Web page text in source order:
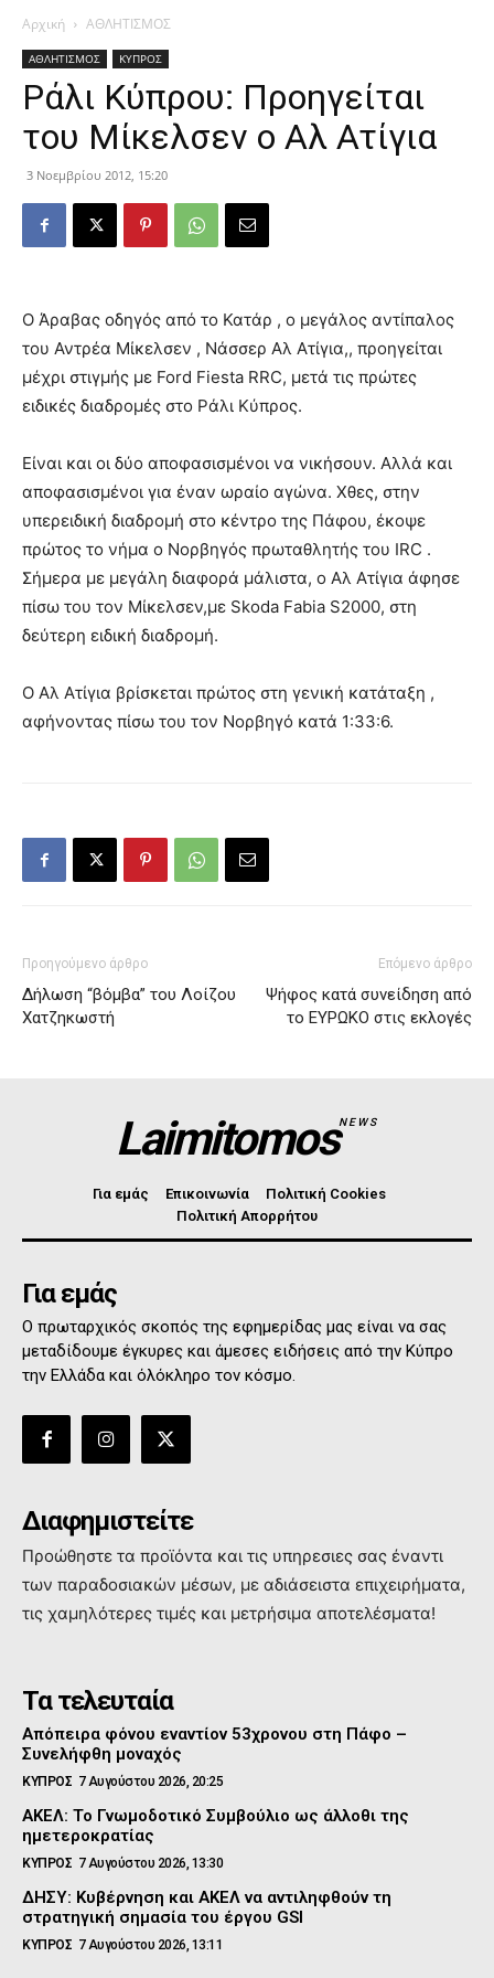
Αρχική ΑΘΛΗΤΙΣΜΟΣ
ΑΘΛΗΤΙΣΜΟΣ ΚΥΠΡΟΣ
Ράλι Κύπρου: Προηγείται
του Μίκελσεν ο Αλ Ατίγια
3 Νοεμβρίου 2012, 15:20
Ο Άραβας οδηγός από το Κατάρ , ο μεγάλος αντίπαλος
του Αντρέα Μίκελσεν , Νάσσερ Αλ Ατίγια,, προηγείται
μέχρι στιγμής με Ford Fiesta RRC, μετά τις πρώτες
ειδικές διαδρομές στο Ράλι Κύπρος.
Είναι και οι δύο αποφασισμένοι να νικήσουν. Αλλά και
αποφασισμένοι για έναν ωραίο αγώνα. Χθες, στην
υπερειδική διαδρομή στο κέντρο της Πάφου, έκοψε
πρώτος το νήμα ο Νορβηγός πρωταθλητής του IRC .
Σήμερα με μεγάλη διαφορά μάλιστα, ο Αλ Ατίγια άφησε
πίσω του τον Μίκελσεν,με Skoda Fabia S2000, στη
δεύτερη ειδική διαδρομή.
Ο Αλ Ατίγια βρίσκεται πρώτος στη γενική κατάταξη ,
αφήνοντας πίσω του τον Νορβηγό κατά 1:33:6.
Προηγούμενο άρθρο
Δήλωση “βόμβα” του Λοίζου
Χατζηκωστή
Επόμενο άρθρο
Ψήφος κατά συνείδηση από
το ΕΥΡΩΚΟ στις εκλογές
LaimitomosNEWS
Για εμάς Επικοινωνία
Πολιτική Cookies
Πολιτική Απορρήτου
Για εμάς
Ο πρωταρχικός σκοπός της εφημερίδας μας είναι να σας
μεταδίδουμε έγκυρες και άμεσες ειδήσεις από την Κύπρο
την Ελλάδα και όλόκληρο τον κόσμο.
Διαφημιστείτε
Προώθηστε τα προϊόντα και τις υπηρεσιες σας έναντι
των παραδοσιακών μέσων, με αδιάσειστα επιχειρήματα,
τις χαμηλότερες τιμές και μετρήσιμα αποτελέσματα!
Τα τελευταία
Απόπειρα φόνου εναντίον 53χρονου στη Πάφο –
Συνελήφθη μοναχός
ΚΥΠΡΟΣ 7 Αυγούστου 2026, 20:25
ΑΚΕΛ: Το Γνωμοδοτικό Συμβούλιο ως άλλοθι της
ημετεροκρατίας
ΚΥΠΡΟΣ 7 Αυγούστου 2026, 13:30
ΔΗΣΥ: Κυβέρνηση και ΑΚΕΛ να αντιληφθούν τη
στρατηγική σημασία του έργου GSI
ΚΥΠΡΟΣ 7 Αυγούστου 2026, 13:11